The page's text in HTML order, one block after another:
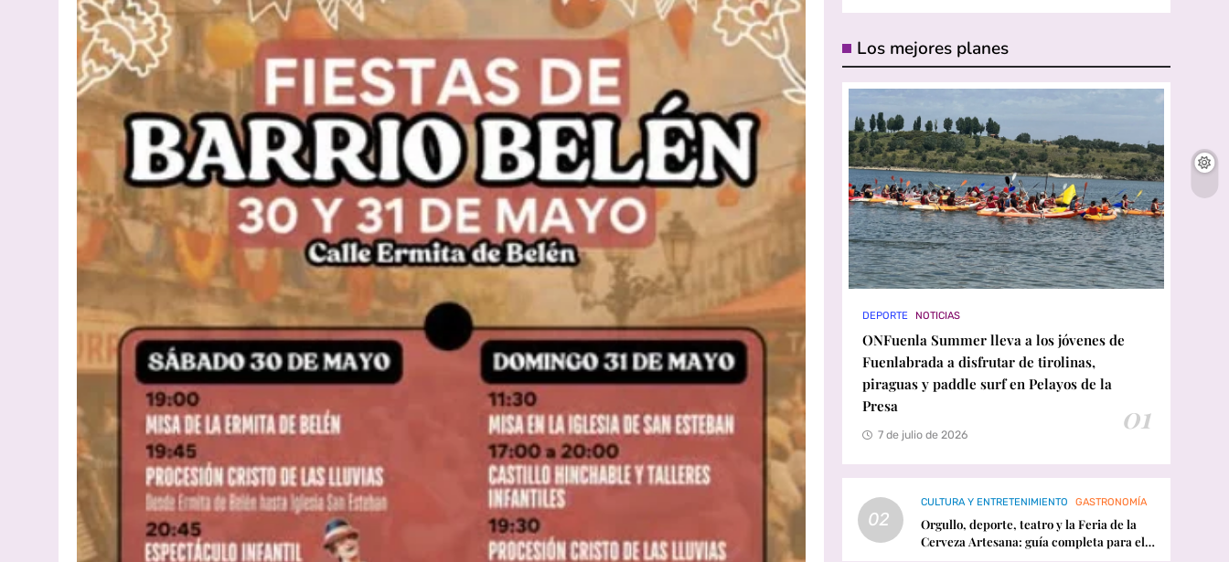
Los mejores planes
DEPORTE NOTICIAS
ONFuenla Summer lleva a los jóvenes de
Fuenlabrada a disfrutar de tirolinas,
piraguas y paddle surf en Pelayos de la
Presa
01
7 de julio de 2026
02
CULTURA Y ENTRETENIMIENTO GASTRONOMÍA
Orgullo, deporte, teatro y la Feria de la
Cerveza Artesana: guía completa para el
fin de semana en Fuenlabrada